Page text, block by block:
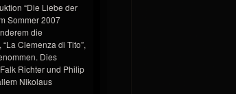
“Die Liebe der
Sommer 2007
die
Clemenza di Tito”,
Dies
Richter und Philip
Nikolaus